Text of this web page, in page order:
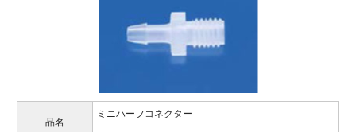
品名
ミニハーフコネクター